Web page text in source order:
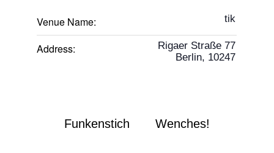
Venue Name: tik
Address:
Rigaer Straße 77
Berlin, 10247
Funkenstich Wenches!